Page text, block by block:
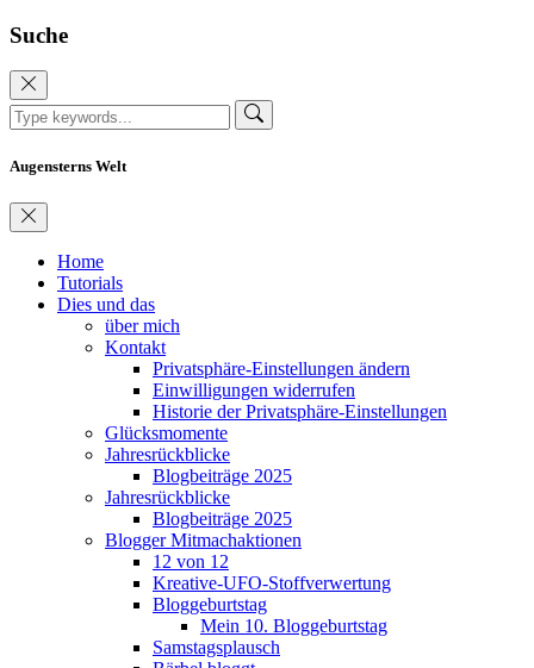
Suche
Augensterns Welt
Home
Tutorials
Dies und das
über mich
Kontakt
Privatsphäre-Einstellungen ändern
Einwilligungen widerrufen
Historie der Privatsphäre-Einstellungen
Glücksmomente
Jahresrückblicke
Blogbeiträge 2025
Jahresrückblicke
Blogbeiträge 2025
Blogger Mitmachaktionen
12 von 12
Kreative-UFO-Stoffverwertung
Bloggeburtstag
Mein 10. Bloggeburtstag
Samstagsplausch